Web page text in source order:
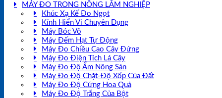
MÁY ĐO TRONG NÔNG LÂM NGHIỆP
Khúc Xạ Kế Đo Ngọt
Kính Hiển Vi Chuyên Dụng
Máy Bóc Vỏ
Máy Đếm Hạt Tự Động
Máy Đo Chiều Cao Cây Đứng
Máy Đo Điện Tích Lá Cây
Máy Đo Độ Ẩm Nông Sản
Máy Đo Độ Chặt-Độ Xốp Của Đất
Máy Đo Độ Cứng Hoa Quả
Máy Đo Độ Trắng Của Bột